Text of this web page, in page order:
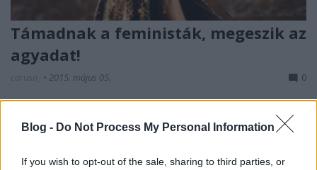
Blog - Do Not Process My Personal Information
If you wish to opt-out of the sale, sharing to third parties, or
Támadnak a feministák, megeszik az
agyadat!
caruso_ • 2015. május 05. 0
Németországban, ha egy régen játszott művet
értelmében a Sába királynője…